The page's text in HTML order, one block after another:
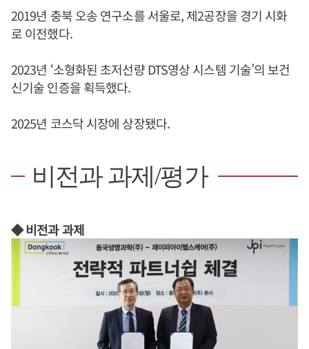
2019년 충북 오송 연구소를 서울로, 제2공장을 경기 시화
로 이전했다.
2023년 ‘소형화된 초저선량 DTS영상 시스템 기술’의 보건
신기술 인증을 획득했다.
2025년 코스닥 시장에 상장됐다.
비전과 과제/평가
◆ 비전과 과제